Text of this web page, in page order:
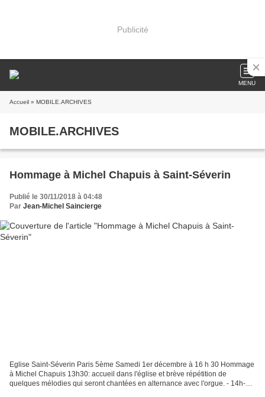
Publicité
MENU
Accueil » MOBILE.ARCHIVES
MOBILE.ARCHIVES
Hommage à Michel Chapuis à Saint-Séverin
Publié le 30/11/2018 à 04:48
Par Jean-Michel Saincierge
Eglise Saint-Séverin Paris 5ème Samedi 1er décembre à 16 h 30 Hommage
à Michel Chapuis 13h30: accueil dans l'église et brève répétition de
quelques mélodies qui seront chantées en alternance avec l'orgue. - 14h-